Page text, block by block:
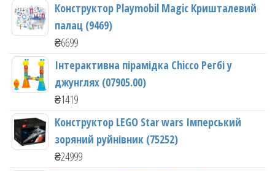
Конструктор Playmobil Magic Кришталевий
палац (9469)
₴6699
Інтерактивна пірамідка Chicco Регбі у
джунглях (07905.00)
₴1419
Конструктор LEGO Star wars Імперський
зоряний руйнівник (75252)
₴24999